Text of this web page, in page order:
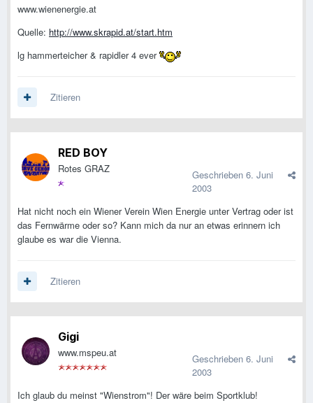
www.wienenergie.at
Quelle: http://www.skrapid.at/start.htm
lg hammerteicher & rapidler 4 ever
Zitieren
RED BOY
Rotes GRAZ Geschrieben 6. Juni
2003
Hat nicht noch ein Wiener Verein Wien Energie unter Vertrag oder ist
das Fernwärme oder so? Kann mich da nur an etwas erinnern ich
glaube es war die Vienna.
Zitieren
Gigi
www.mspeu.at Geschrieben 6. Juni
2003
Ich glaub du meinst "Wienstrom"! Der wäre beim Sportklub!